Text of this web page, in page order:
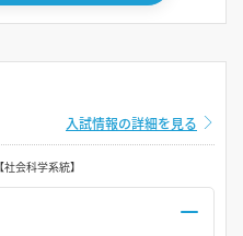
入試情報の詳細を見る
会科学系統】